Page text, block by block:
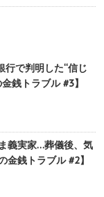
で判明した“信じ
銭トラブル #3】
義実家…葬儀後、気
金銭トラブル #2】